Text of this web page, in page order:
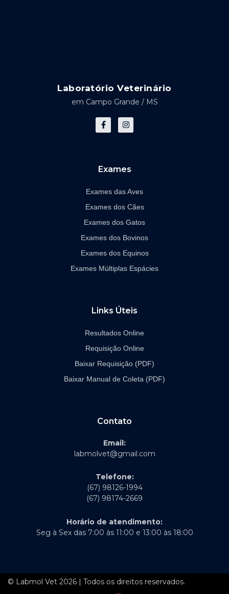
Laboratório Veterinário
em Campo Grande / MS
a
c
e
k
-
n
s
t
m
Exames
Exames das Aves
Exames dos Cães
Exames dos Gatos
Exames dos Bovinos
Exames dos Equinos
Exames Múltiplas Espácies
Links Úteis
Resultados Online
Requisição Online
Baixar Requisição (PDF)
Baixar Manual de Coleta (PDF)
Contato
Email:
labmolvet@gmail.com
Telefone:
(67) 98126-1994
(67) 98174-2669
Horário de atendimento:
Seg à Sex das 7:00 às 11:00 e 13:00 às 18:00
© Labmol Vet 2026 | Todos os direitos reservados.